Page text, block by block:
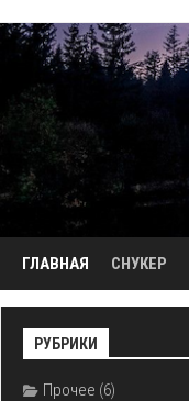
содержанию
ГЛАВНАЯ СНУКЕР
РУБРИКИ
Прочее (6)